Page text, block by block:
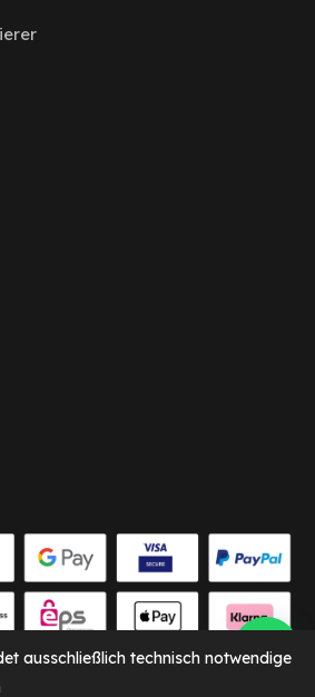
ausschließlich technisch notwendige